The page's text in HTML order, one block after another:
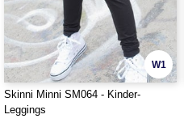
W1
Skinni Minni SM064 - Kinder-
Leggings